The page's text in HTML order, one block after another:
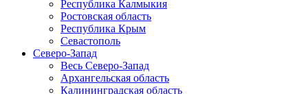
Республика Калмыкия
Ростовская область
Республика Крым
Севастополь
Северо-Запад
Весь Северо-Запад
Архангельская область
Калининградская область